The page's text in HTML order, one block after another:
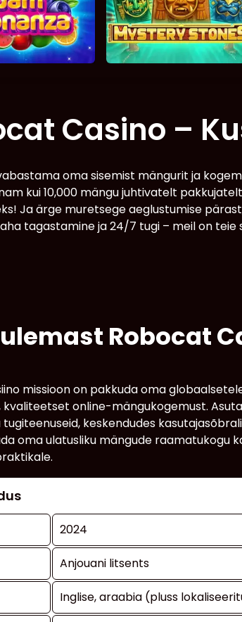
Casino –
oma sisemist mängurit ja
kui 10,000 mängu juhtivatelt
Ja ärge muretsege aeglustumise
tagastamine ja 24/7 tugi – meil on
Robocat
missioon on pakkuda oma
kvaliteetset online-mängukogemust.
tugiteenuseid, keskendudes
oma ulatusliku mängude raamatukogu
2024
Anjouani litsents
Inglise, araabia (pluss